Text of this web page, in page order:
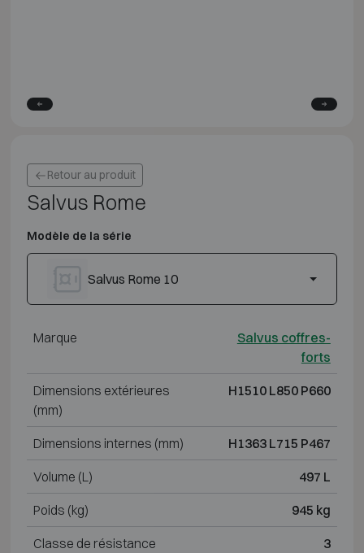
Retour au produit
Salvus Rome
Modèle de la série
Salvus Rome 10
Marque
Salvus coffres-
forts
Dimensions extérieures
(mm)
H1510 L850 P660
Dimensions internes (mm) H1363 L715 P467
Volume (L) 497 L
Poids (kg) 945 kg
Classe de résistance 3